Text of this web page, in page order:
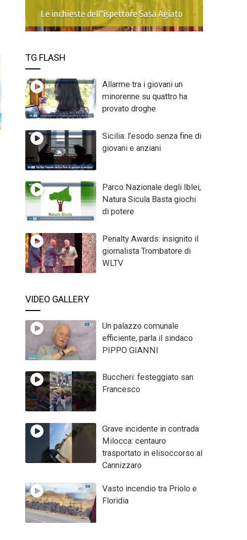
TG FLASH
Allarme tra i giovani un
minorenne su quattro ha
provato droghe
Sicilia: l’esodo senza fine di
giovani e anziani
Parco Nazionale degli Iblei,
Natura Sicula Basta giochi
di potere
Penalty Awards: insignito il
giornalista Trombatore di
WLTV
VIDEO GALLERY
Un palazzo comunale
efficiente, parla il sindaco
PIPPO GIANNI
Buccheri: festeggiato san
Francesco
Grave incidente in contrada
Milocca: centauro
trasportato in elisoccorso al
Cannizzaro
Vasto incendio tra Priolo e
Floridia